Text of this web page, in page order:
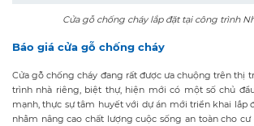
Cửa gỗ chống cháy lắp đặt tại công trình
Báo giá cửa gỗ chống cháy
Cửa gỗ chống cháy đang rất được ưa chuộng trên thị
trình nhà riêng, biệt thự, hiện mới có một số chủ
mạnh, thực sự tâm huyết với dự án mới triển khai lắp
nhằm nâng cao chất lượng cuộc sống an toàn cho